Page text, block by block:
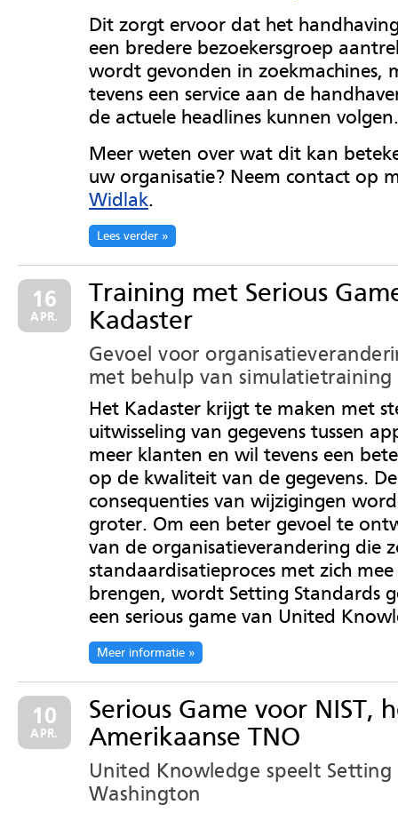
Dit zorgt ervoor dat het
een bredere bezoekersgroep
wordt gevonden in zoekmachines,
tevens een service aan de
de actuele headlines kunnen volgen.
Meer weten over wat dit kan
uw organisatie? Neem contact op
Widlak.
Lees verder
Training met Serious
Kadaster
16
APR.
Gevoel voor
met behulp van simulatietraining
Het Kadaster krijgt te maken met
uitwisseling van gegevens tussen
meer klanten en wil tevens een
op de kwaliteit van de gegevens. De
consequenties van wijzigingen
groter. Om een beter gevoel te
van de organisatieverandering die
standaardisatieproces met zich
brengen, wordt Setting Standards
een serious game van United
Meer informatie
Serious Game voor NIST,
Amerikaanse TNO
10
APR.
United Knowledge speelt Setting
Washington